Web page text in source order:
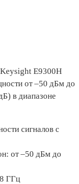
E9300H
от –50 дБм до
в диапазоне
сигналов с
от –50 дБм до
ГГц